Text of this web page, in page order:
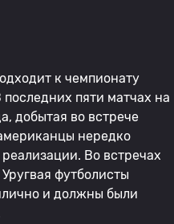
к чемпионату
пяти матчах на
добытая во встрече
нередко
Во встречах
футболисты
и должны были